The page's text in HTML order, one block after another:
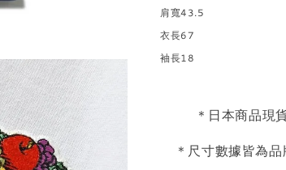
肩寬43.5
衣長67
袖長18
＊日本商品現
＊尺寸數據皆為